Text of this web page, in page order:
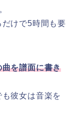
けで5時間も要
を譜面に書き
彼女は音楽を